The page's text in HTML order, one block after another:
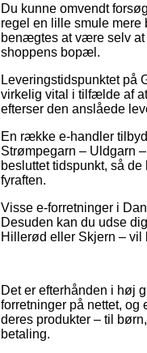
Du kunne omvendt
regel en lille smule mere
benægtes at være selv at
shoppens bopæl.
Leveringstidspunktet på
virkelig vital i tilfælde af
efterser den anslåede
En række e-handler
Strømpegarn – Uldgarn
besluttet tidspunkt, så
fyraften.
Visse e-forretninger i
Desuden kan du udse
Hillerød eller Skjern – vil
Det er efterhånden i høj
forretninger på nettet,
deres produkter – til
betaling.